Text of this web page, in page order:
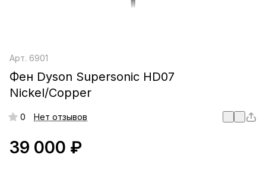
Арт. 6901
Фен Dyson Supersonic HD07
Nickel/Copper
0 Нет отзывов
39 000 ₽